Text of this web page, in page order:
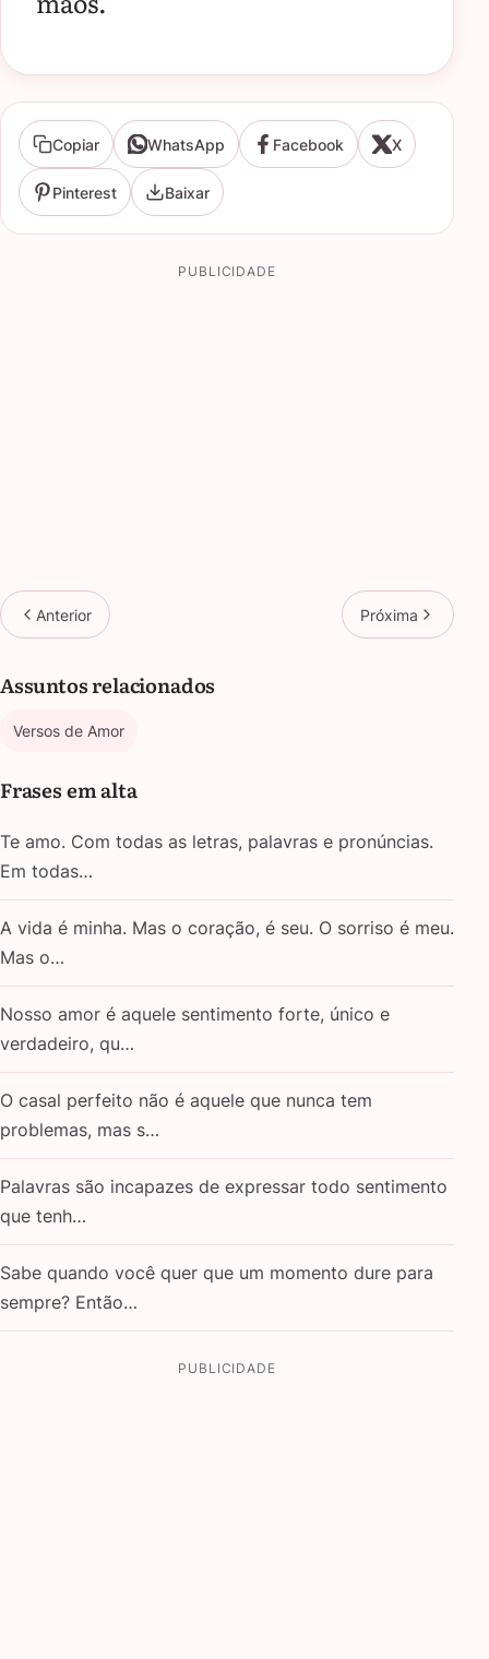
Copiar WhatsApp Facebook X
Pinterest Baixar
PUBLICIDADE
Anterior Próxima
Assuntos relacionados
Versos de Amor
Frases em alta
Te amo. Com todas as letras, palavras e pronúncias.
Em todas…
A vida é minha. Mas o coração, é seu. O sorriso é meu.
Mas o…
Nosso amor é aquele sentimento forte, único e
verdadeiro, qu…
O casal perfeito não é aquele que nunca tem
problemas, mas s…
Palavras são incapazes de expressar todo sentimento
que tenh…
Sabe quando você quer que um momento dure para
sempre? Então…
PUBLICIDADE